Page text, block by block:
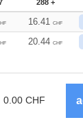
288 +
16.41CHF
20.44CHF
0.00 CHF